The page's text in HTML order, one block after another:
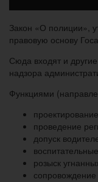
Закон «О полиции»,
правовую основу
Сюда входят и
надзора
Функциями
проведение
допуск
розыск
сопровождение